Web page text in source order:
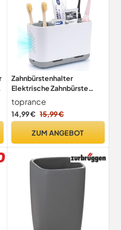
Zahnbürstenhalter
Elektrische Zahnbürste
Organizer Grau Stehend für
Badezimmer
Waschbecken, Große
Abflussig mit Verstellbaren
für Familie, Kinder
toprance
14,99 € 15,99 €
ZUM ANGEBOT